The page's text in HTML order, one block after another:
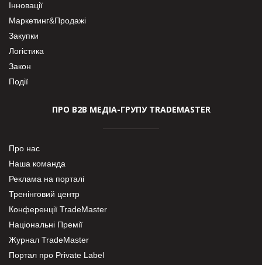
Інновації
Маркетинг&Продажі
Закупки
Логістика
Закон
Події
ПРО В2В МЕДІА-ГРУПУ TRADEMASTER
Про нас
Наша команда
Реклама на порталі
Тренінговий центр
Конференції TradeMaster
Національні Премії
Журнал TradeMaster
Портал про Private Label